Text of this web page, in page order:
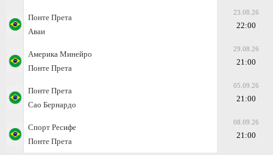
Понте Прета
Аваи
23.08.26
22:00
Америка Минейро
Понте Прета
29.08.26
21:00
Понте Прета
Сао Бернардо
05.09.26
21:00
Спорт Ресифе
Понте Прета
08.09.26
21:00